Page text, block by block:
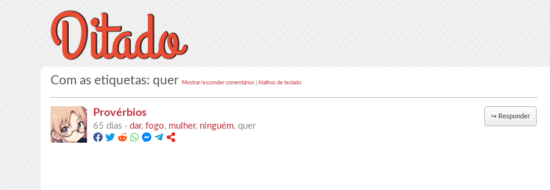
Com as etiquetas: querMostrar/esconder comentários |Atalhos de teclado
Provérbios ↪ Responder
65 dias ·dar,fogo, mulher, ninguém, quer